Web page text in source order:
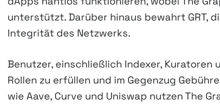
unterstützt. Darüber hinaus bewahrt GRT,
Integrität des Netzwerks.
Benutzer, einschließlich Indexer, Kuratoren
Rollen zu erfüllen und im Gegenzug
wie Aave, Curve und Uniswap nutzen The